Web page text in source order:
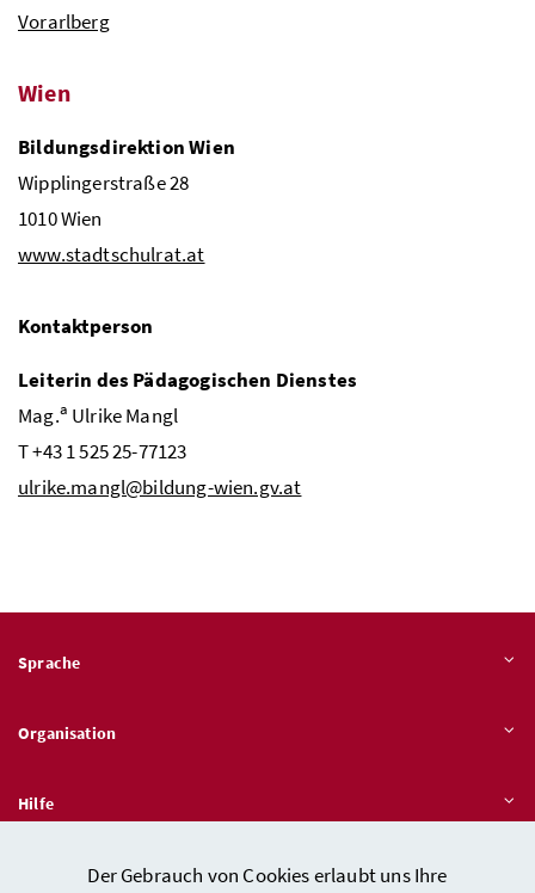
Der Gebrauch von Cookies erlaubt uns Ihre
Vorarlberg
Wien
Bildungsdirektion Wien
Wipplingerstraße 28
1010 Wien
www.stadtschulrat.at
Kontaktperson
Leiterin des Pädagogischen Dienstes
Mag.a Ulrike Mangl
T +43 1 525 25-77123
ulrike.mangl@bildung-wien.gv.at
Sprache
Organisation
Hilfe
Quicklinks